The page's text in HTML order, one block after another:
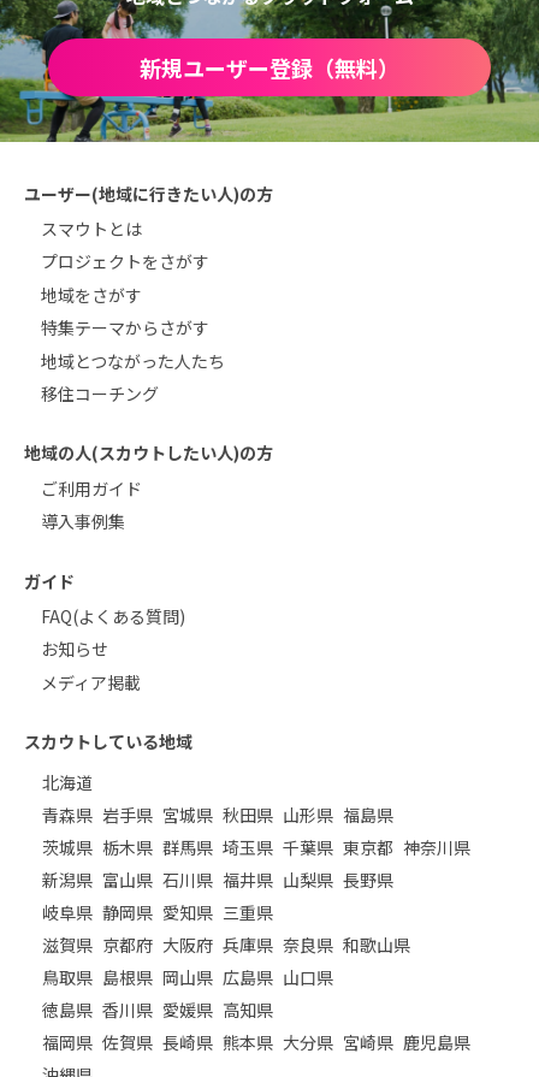
新規ユーザー登録（無料）
ユーザー(地域に行きたい人)の方
スマウトとは
プロジェクトをさがす
地域をさがす
特集テーマからさがす
地域とつながった人たち
移住コーチング
地域の人(スカウトしたい人)の方
ご利用ガイド
導入事例集
ガイド
FAQ(よくある質問)
お知らせ
メディア掲載
スカウトしている地域
北海道
青森県 岩手県 宮城県 秋田県 山形県 福島県
茨城県 栃木県 群馬県 埼玉県 千葉県 東京都 神奈川県
新潟県 富山県 石川県 福井県 山梨県 長野県
岐阜県 静岡県 愛知県 三重県
滋賀県 京都府 大阪府 兵庫県 奈良県 和歌山県
鳥取県 島根県 岡山県 広島県 山口県
徳島県 香川県 愛媛県 高知県
福岡県 佐賀県 長崎県 熊本県 大分県 宮崎県 鹿児島県